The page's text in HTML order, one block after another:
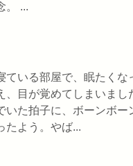
。 ...
いる部屋で、眠たくな
目が覚めてしまいま
た拍子に、ボーンボー
たよう。やば...